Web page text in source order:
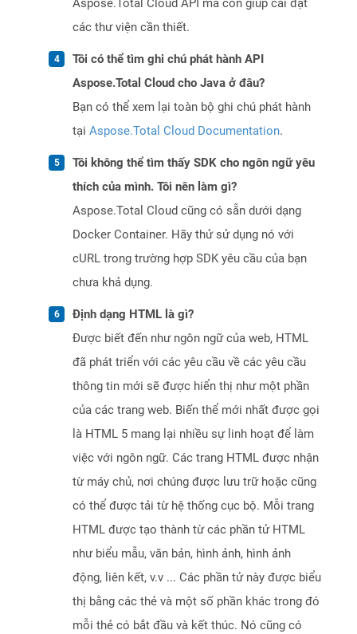
Aspose.Total Cloud API mà còn giúp cài đặt
các thư viện cần thiết.
Tôi có thể tìm ghi chú phát hành API
Aspose.Total Cloud cho Java ở đâu?
Bạn có thể xem lại toàn bộ ghi chú phát hành
tại Aspose.Total Cloud Documentation.
Tôi không thể tìm thấy SDK cho ngôn ngữ yêu
thích của mình. Tôi nên làm gì?
Aspose.Total Cloud cũng có sẵn dưới dạng
Docker Container. Hãy thử sử dụng nó với
cURL trong trường hợp SDK yêu cầu của bạn
chưa khả dụng.
Định dạng HTML là gì?
Được biết đến như ngôn ngữ của web, HTML
đã phát triển với các yêu cầu về các yêu cầu
thông tin mới sẽ được hiển thị như một phần
của các trang web. Biến thể mới nhất được gọi
là HTML 5 mang lại nhiều sự linh hoạt để làm
việc với ngôn ngữ. Các trang HTML được nhận
từ máy chủ, nơi chúng được lưu trữ hoặc cũng
có thể được tải từ hệ thống cục bộ. Mỗi trang
HTML được tạo thành từ các phần tử HTML
như biểu mẫu, văn bản, hình ảnh, hình ảnh
động, liên kết, v.v ... Các phần tử này được biểu
thị bằng các thẻ và một số phần khác trong đó
mỗi thẻ có bắt đầu và kết thúc. Nó cũng có